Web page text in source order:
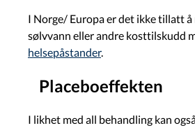
I Norge/ Europa er det ikke tillatt
sølvvann eller andre kosttilskudd
helsepåstander.
Placeboeffekten
I likhet med all behandling kan